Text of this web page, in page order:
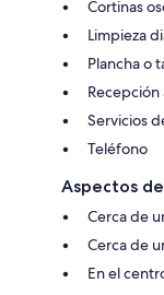
Cortinas
Limpieza
Plancha o
Recepción
Servicios
Teléfono
Aspectos
Cerca de
Cerca de
En el